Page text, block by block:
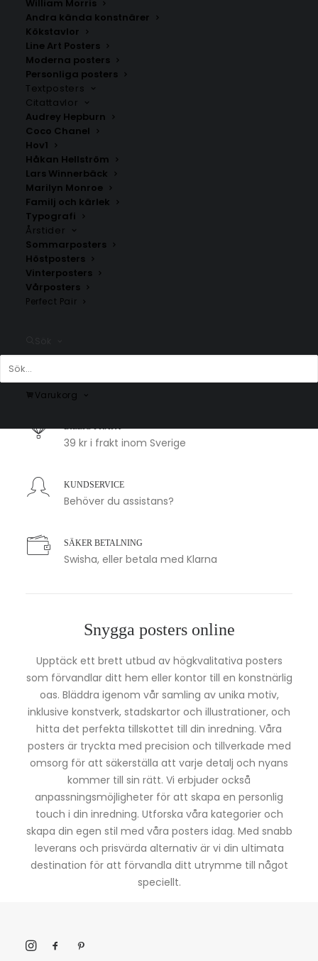
William Morris
Andra kända konstnärer
Kökstavlor
Line Art Posters
Moderna posters
Personliga posters
Textposters
Citattavlor
Audrey Hepburn
Coco Chanel
Hov1
Håkan Hellström
Lars Winnerbäck
Marilyn Monroe
Familj och kärlek
Typografi
Årstider
Sommarposters
Höstposters
Vinterposters
Vårposters
Perfect Pair
Varukorg
Vilhelmina
Fr. 200.00kr
Furunäs
Fr.200.00
1-2 arbetsdagar
BILLIG FRAKT
39 kr i frakt inom Sverige
KUNDSERVICE
Behöver du assistans?
SÄKER BETALNING
Swisha, eller betala med Klarna
Snygga posters online
Upptäck ett brett utbud av högkvalitativa posters
som förvandlar ditt hem eller kontor till en konstnärlig
oas. Bläddra igenom vår samling av unika motiv,
inklusive konstverk, stadskartor och illustrationer, och
hitta det perfekta tillskottet till din inredning. Våra
posters är tryckta med precision och tillverkade med
omsorg för att säkerställa att varje detalj och nyans
kommer till sin rätt. Vi erbjuder också
anpassningsmöjligheter för att skapa en personlig
touch i din inredning. Utforska våra kategorier och
skapa din egen stil med våra posters idag. Med snabb
leverans och prisvärda alternativ är vi din ultimata
destination för att förvandla ditt utrymme till något
speciellt.